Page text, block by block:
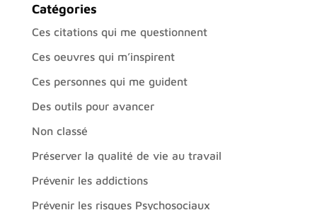
Catégories
Ces citations qui me questionnent
Ces oeuvres qui m’inspirent
Ces personnes qui me guident
Des outils pour avancer
Non classé
Préserver la qualité de vie au travail
Prévenir les addictions
Prévenir les risques Psychosociaux